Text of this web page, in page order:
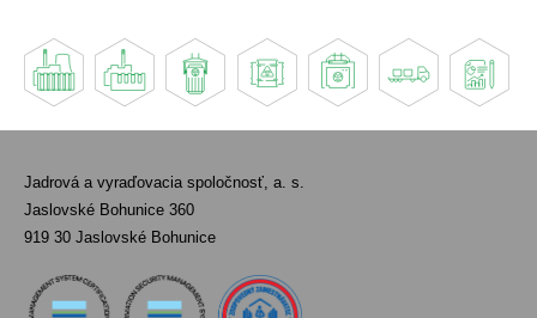
Jadrová a vyraďovacia spoločnosť, a. s.
Jaslovské Bohunice 360
919 30 Jaslovské Bohunice